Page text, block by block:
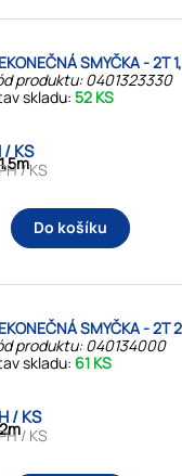
SMYČKA - 2T
produktu: 0401323330
skladu:52 KS
1,5m
/ KS
/ KS
Do košíku
SMYČKA - 2T
produktu: 040134000
skladu: 61 KS
2m
/ KS
/ KS